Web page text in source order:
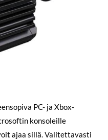
PC- ja Xbox-
konsoleille
ajaa sillä. Valitettavasti